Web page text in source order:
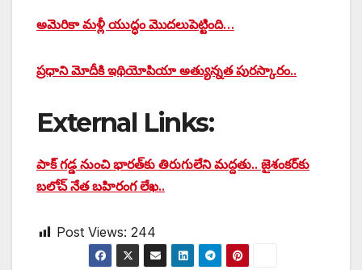
అమెరికా మళ్లీ యుద్ధం మొదలుపెట్టింది…
ప్రధాని మోదీకి ఇథియోపియా అత్యున్నత పురస్కారం..
External Links:
పాక్ గడ్డ నుంచి భారత్‌కు తిరుగులేని మద్దతు.. జైశంకర్‌కు
బలోచ్ నేత బహిరంగ లేఖ..
Post Views: 244